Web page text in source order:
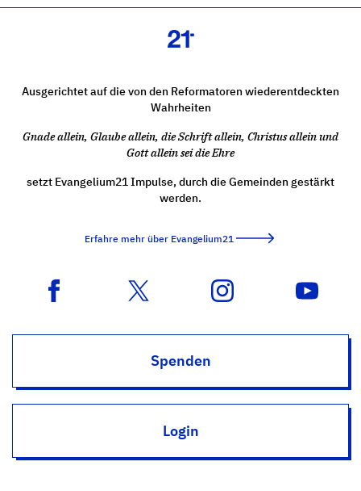
Ausgerichtet auf die von den Reformatoren wiederentdeckten
Wahrheiten
Gnade allein, Glaube allein, die Schrift allein, Christus allein und
Gott allein sei die Ehre
setzt Evangelium21 Impulse, durch die Gemeinden gestärkt
werden.
Erfahre mehr über Evangelium21
Spenden
Login